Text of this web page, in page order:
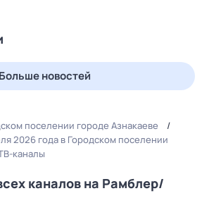
Больше новостей
поселении городе Азнакаеве
2026 года в Городском поселении
каналы
каналов на Рамблер/